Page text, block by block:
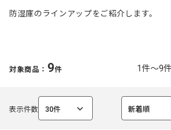
ュ
を
く
防湿庫のラインアップをご紹介します。
対象商品： 9件 1件～9件
表示件数 30件
選
新着順
選